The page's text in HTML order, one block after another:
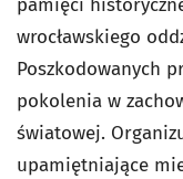
pamięci
wrocławskiego
Poszkodowanych
pokolenia w
światowej.
upamiętniające